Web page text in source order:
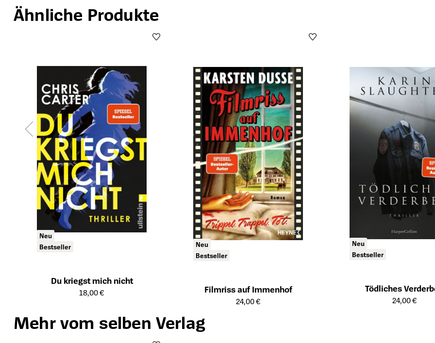
Produktgalerie überspringen
Ähnliche Produkte
Neu
Bestseller
Du kriegst mich nicht
Öffnet die Detailseite des Produkts
18,00 €
Neu
Bestseller
Filmriss auf Immenhof
Öffnet die Detailseite des Produkts
24,00 €
Neu
Bestseller
Tödliches
Öffnet die Detailseite des
24,00 €
Mehr vom selben Verlag